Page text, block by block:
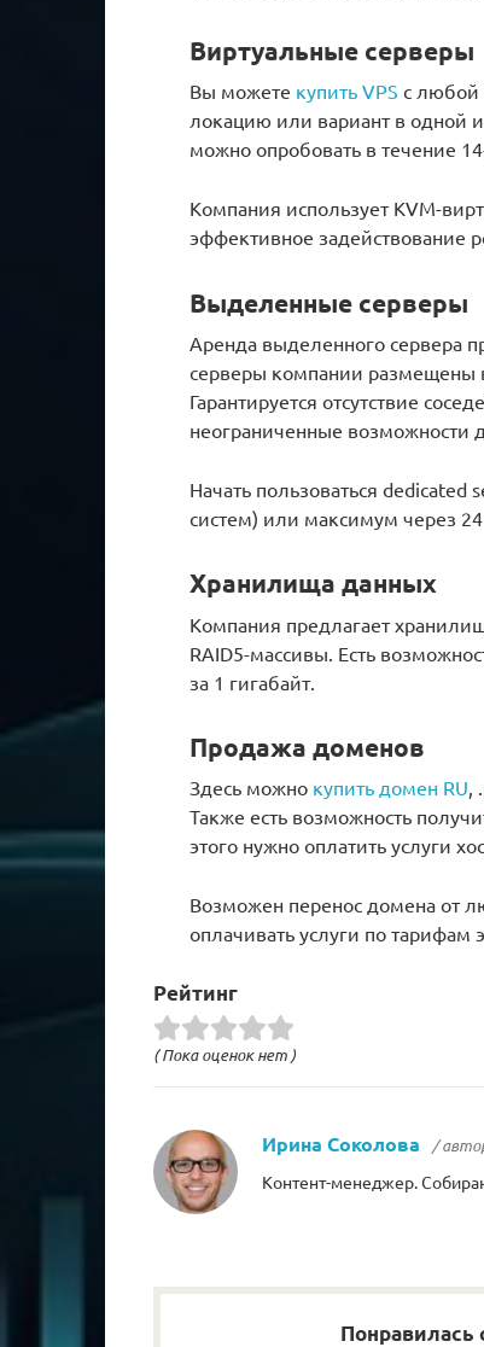
Виртуальные серверы
Вы можете купить VPS с любой
локацию или вариант в одной
можно опробовать в течение
Компания использует KVM-
эффективное задействование
Выделенные серверы
Аренда выделенного сервера
серверы компании
Гарантируется отсутствие
неограниченные возможности
Начать пользоваться
систем) или максимум через
Хранилища данных
Компания предлагает
RAID5-массивы. Есть
за 1 гигабайт.
Продажа доменов
Здесь можно купить домен RU,
Также есть возможность
этого нужно оплатить услуги
Возможен перенос домена от
оплачивать услуги по тарифам
Рейтинг
( Пока оценок нет )
Ирина Соколова
/
Контент-менеджер.
Понравилась